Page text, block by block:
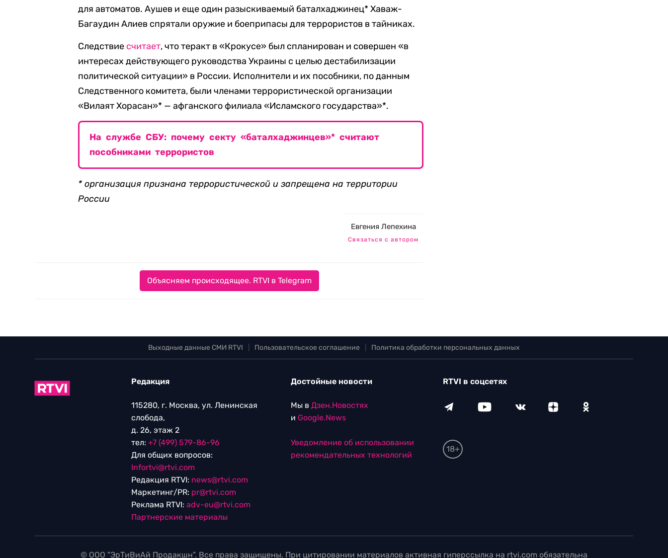
для автоматов. Аушев и еще один разыскиваемый баталхаджинец* Хаваж-
Багаудин Алиев спрятали оружие и боеприпасы для террористов в тайниках.
Следствие считает, что теракт в «Крокусе» был спланирован и совершен «в
интересах действующего руководства Украины с целью дестабилизации
политической ситуации» в России. Исполнители и их пособники, по данным
Следственного комитета, были членами террористической организации
«Вилаят Хорасан»* — афганского филиала «Исламского государства»*.
На службе СБУ: почему секту «баталхаджинцев»* считают
пособниками террористов
* организация признана террористической и запрещена на территории
России
Евгения Лепехина
Связаться с автором
Объясняем происходящее. RTVI в Telegram
Выходные данные СМИ RTVI Пользовательское соглашение Политика обработки персональных данных
Редакция
115280, г. Москва, ул. Ленинская
слобода,
д. 26, этаж 2
тел: +7 (499) 579-86-96
Для общих вопросов:
Infortvi@rtvi.com
Редакция RTVI: news@rtvi.com
Маркетинг/PR: pr@rtvi.com
Реклама RTVI: adv-eu@rtvi.com
Партнерские материалы
Достойные новости
Мы в Дзен.Новостях
и Google.News
Уведомление об использовании
рекомендательных технологий
RTVI в соцсетях
18+
© ООО "ЭрТиВиАй Продакшн". Все права защищены. При цитировании материалов активная гиперссылка на rtvi.com обязательна